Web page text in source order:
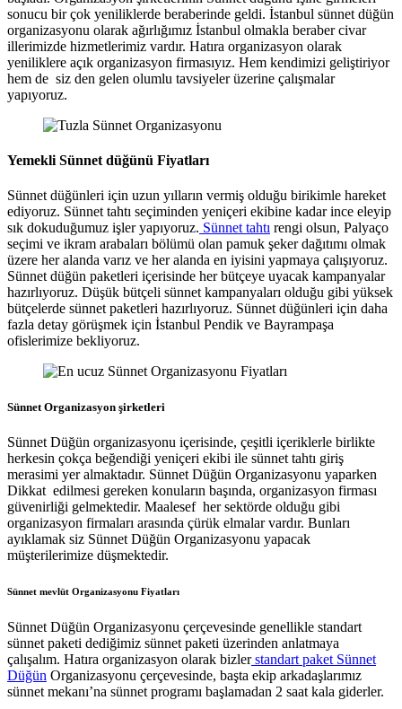
sonucu bir çok yeniliklerde beraberinde geldi. İstanbul sünnet düğün
organizasyonu olarak ağırlığımız İstanbul olmakla beraber civar
illerimizde hizmetlerimiz vardır. Hatıra organizasyon olarak
yeniliklere açık organizasyon firmasıyız. Hem kendimizi geliştiriyor
hem de siz den gelen olumlu tavsiyeler üzerine çalışmalar
yapıyoruz.
Yemekli Sünnet düğünü Fiyatları
Sünnet düğünleri için uzun yılların vermiş olduğu birikimle hareket
ediyoruz. Sünnet tahtı seçiminden yeniçeri ekibine kadar ince eleyip
sık dokuduğumuz işler yapıyoruz. Sünnet tahtı rengi olsun, Palyaço
seçimi ve ikram arabaları bölümü olan pamuk şeker dağıtımı olmak
üzere her alanda varız ve her alanda en iyisini yapmaya çalışıyoruz.
Sünnet düğün paketleri içerisinde her bütçeye uyacak kampanyalar
hazırlıyoruz. Düşük bütçeli sünnet kampanyaları olduğu gibi yüksek
bütçelerde sünnet paketleri hazırlıyoruz. Sünnet düğünleri için daha
fazla detay görüşmek için İstanbul Pendik ve Bayrampaşa
ofislerimize bekliyoruz.
Sünnet Organizasyon şirketleri
Sünnet Düğün organizasyonu içerisinde, çeşitli içeriklerle birlikte
herkesin çokça beğendiği yeniçeri ekibi ile sünnet tahtı giriş
merasimi yer almaktadır. Sünnet Düğün Organizasyonu yaparken
Dikkat edilmesi gereken konuların başında, organizasyon firması
güvenirliği gelmektedir. Maalesef her sektörde olduğu gibi
organizasyon firmaları arasında çürük elmalar vardır. Bunları
ayıklamak siz Sünnet Düğün Organizasyonu yapacak
müşterilerimize düşmektedir.
Sünnet mevlüt Organizasyonu Fiyatları
Sünnet Düğün Organizasyonu çerçevesinde genellikle standart
sünnet paketi dediğimiz sünnet paketi üzerinden anlatmaya
çalışalım. Hatıra organizasyon olarak bizlerstandart paket Sünnet
Düğün Organizasyonu çerçevesinde, başta ekip arkadaşlarımız
sünnet mekanı’na sünnet programı başlamadan 2 saat kala giderler.